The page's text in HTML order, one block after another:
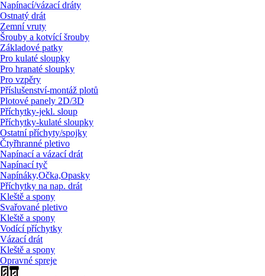
Napínací/vázací dráty
Ostnatý drát
Zemní vruty
Šrouby a kotvící šrouby
Základové patky
Pro kulaté sloupky
Pro hranaté sloupky
Pro vzpěry
Příslušenství-montáž plotů
Plotové panely 2D/3D
Příchytky-jekl. sloup
Příchytky-kulaté sloupky
Ostatní příchyty/spojky
Čtyřhranné pletivo
Napínací a vázací drát
Napínací tyč
Napínáky,Očka,Opasky
Příchytky na nap. drát
Kleště a spony
Svařované pletivo
Kleště a spony
Vodící příchytky
Vázací drát
Kleště a spony
Opravné spreje